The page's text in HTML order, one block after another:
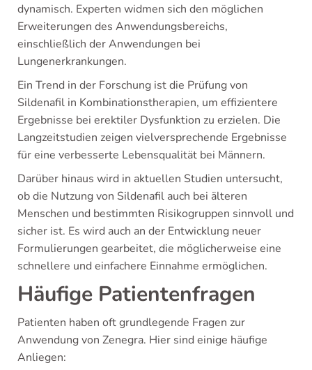
dynamisch. Experten widmen sich den möglichen
Erweiterungen des Anwendungsbereichs,
einschließlich der Anwendungen bei
Lungenerkrankungen.
Ein Trend in der Forschung ist die Prüfung von
Sildenafil in Kombinationstherapien, um effizientere
Ergebnisse bei erektiler Dysfunktion zu erzielen. Die
Langzeitstudien zeigen vielversprechende Ergebnisse
für eine verbesserte Lebensqualität bei Männern.
Darüber hinaus wird in aktuellen Studien untersucht,
ob die Nutzung von Sildenafil auch bei älteren
Menschen und bestimmten Risikogruppen sinnvoll und
sicher ist. Es wird auch an der Entwicklung neuer
Formulierungen gearbeitet, die möglicherweise eine
schnellere und einfachere Einnahme ermöglichen.
Häufige Patientenfragen
Patienten haben oft grundlegende Fragen zur
Anwendung von Zenegra. Hier sind einige häufige
Anliegen: